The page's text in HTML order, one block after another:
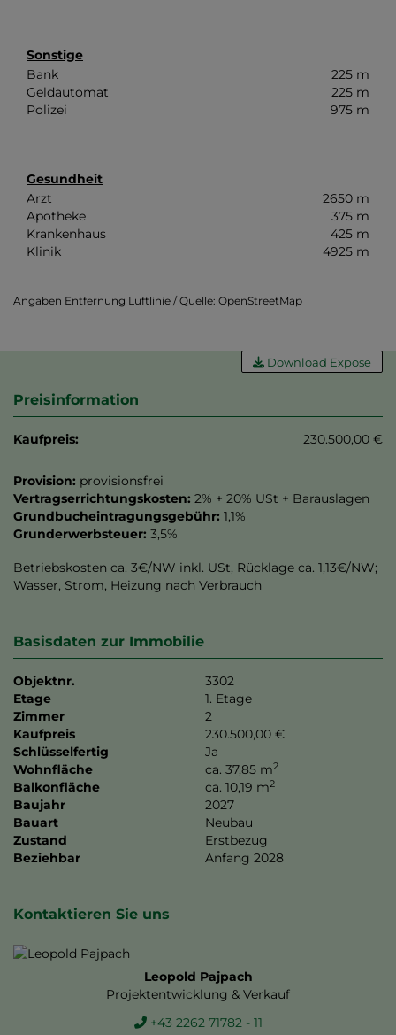
Sonstige
Bank
225 m
Geldautomat
225 m
Polizei
975 m
Gesundheit
Arzt
2650 m
Apotheke
375 m
Krankenhaus
425 m
Klinik
4925 m
Angaben Entfernung Luftlinie / Quelle: OpenStreetMap
Download Expose
Preisinformation
Kaufpreis: 230.500,00 €
Provision: provisionsfrei
Vertragserrichtungskosten: 2% + 20% USt + Barauslagen
Grundbucheintragungsgebühr: 1,1%
Grunderwerbsteuer: 3,5%
Betriebskosten ca. 3€/NW inkl. USt, Rücklage ca. 1,13€/NW;
Wasser, Strom, Heizung nach Verbrauch
Basisdaten zur Immobilie
Objektnr.
3302
Etage
1. Etage
Zimmer
2
Kaufpreis
230.500,00 €
Schlüsselfertig
Ja
Wohnfläche
ca. 37,85 m2
Balkonfläche ca. 10,19 m2
Baujahr
2027
Bauart
Neubau
Zustand
Erstbezug
Beziehbar
Anfang 2028
Kontaktieren Sie uns
Leopold Pajpach
Projektentwicklung & Verkauf
+43 2262 71782 - 11